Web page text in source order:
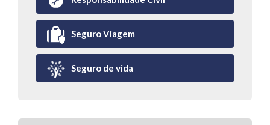
Seguro Viagem
Seguro de vida